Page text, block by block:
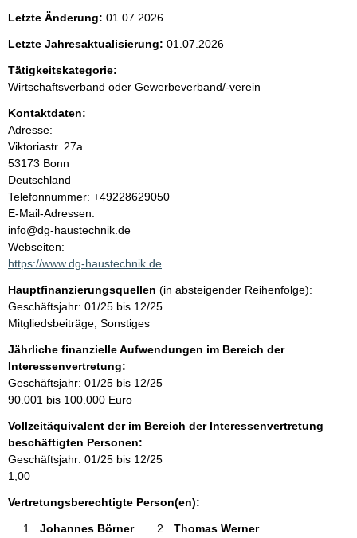
e
n
i
n
h
a
l
t
Letzte Änderung: 01.07.2026
Letzte Jahresaktualisierung: 01.07.2026
Tätigkeitskategorie:
Wirtschaftsverband oder Gewerbeverband/-verein
Kontaktdaten:
Adresse:
Viktoriastr. 27a
53173 Bonn
Deutschland
K
o
n
t
a
t
i
n
f
o
r
m
t
i
o
n
e
Telefonnummer: +49228629050
E-Mail-Adressen:
info@dg-haustechnik.de
Webseiten:
https://www.dg-haustechnik.de
Hauptfinanzierungsquellen (in absteigender Reihenfolge):
Geschäftsjahr: 01/25 bis 12/25
Mitgliedsbeiträge, Sonstiges
Jährliche finanzielle Aufwendungen im Bereich der
Interessenvertretung:
Geschäftsjahr: 01/25 bis 12/25
90.001 bis 100.000 Euro
Vollzeitäquivalent der im Bereich der Interessenvertretung
beschäftigten Personen:
Geschäftsjahr: 01/25 bis 12/25
1,00
Vertretungsberechtigte Person(en):
Johannes Börner
Thomas Werner